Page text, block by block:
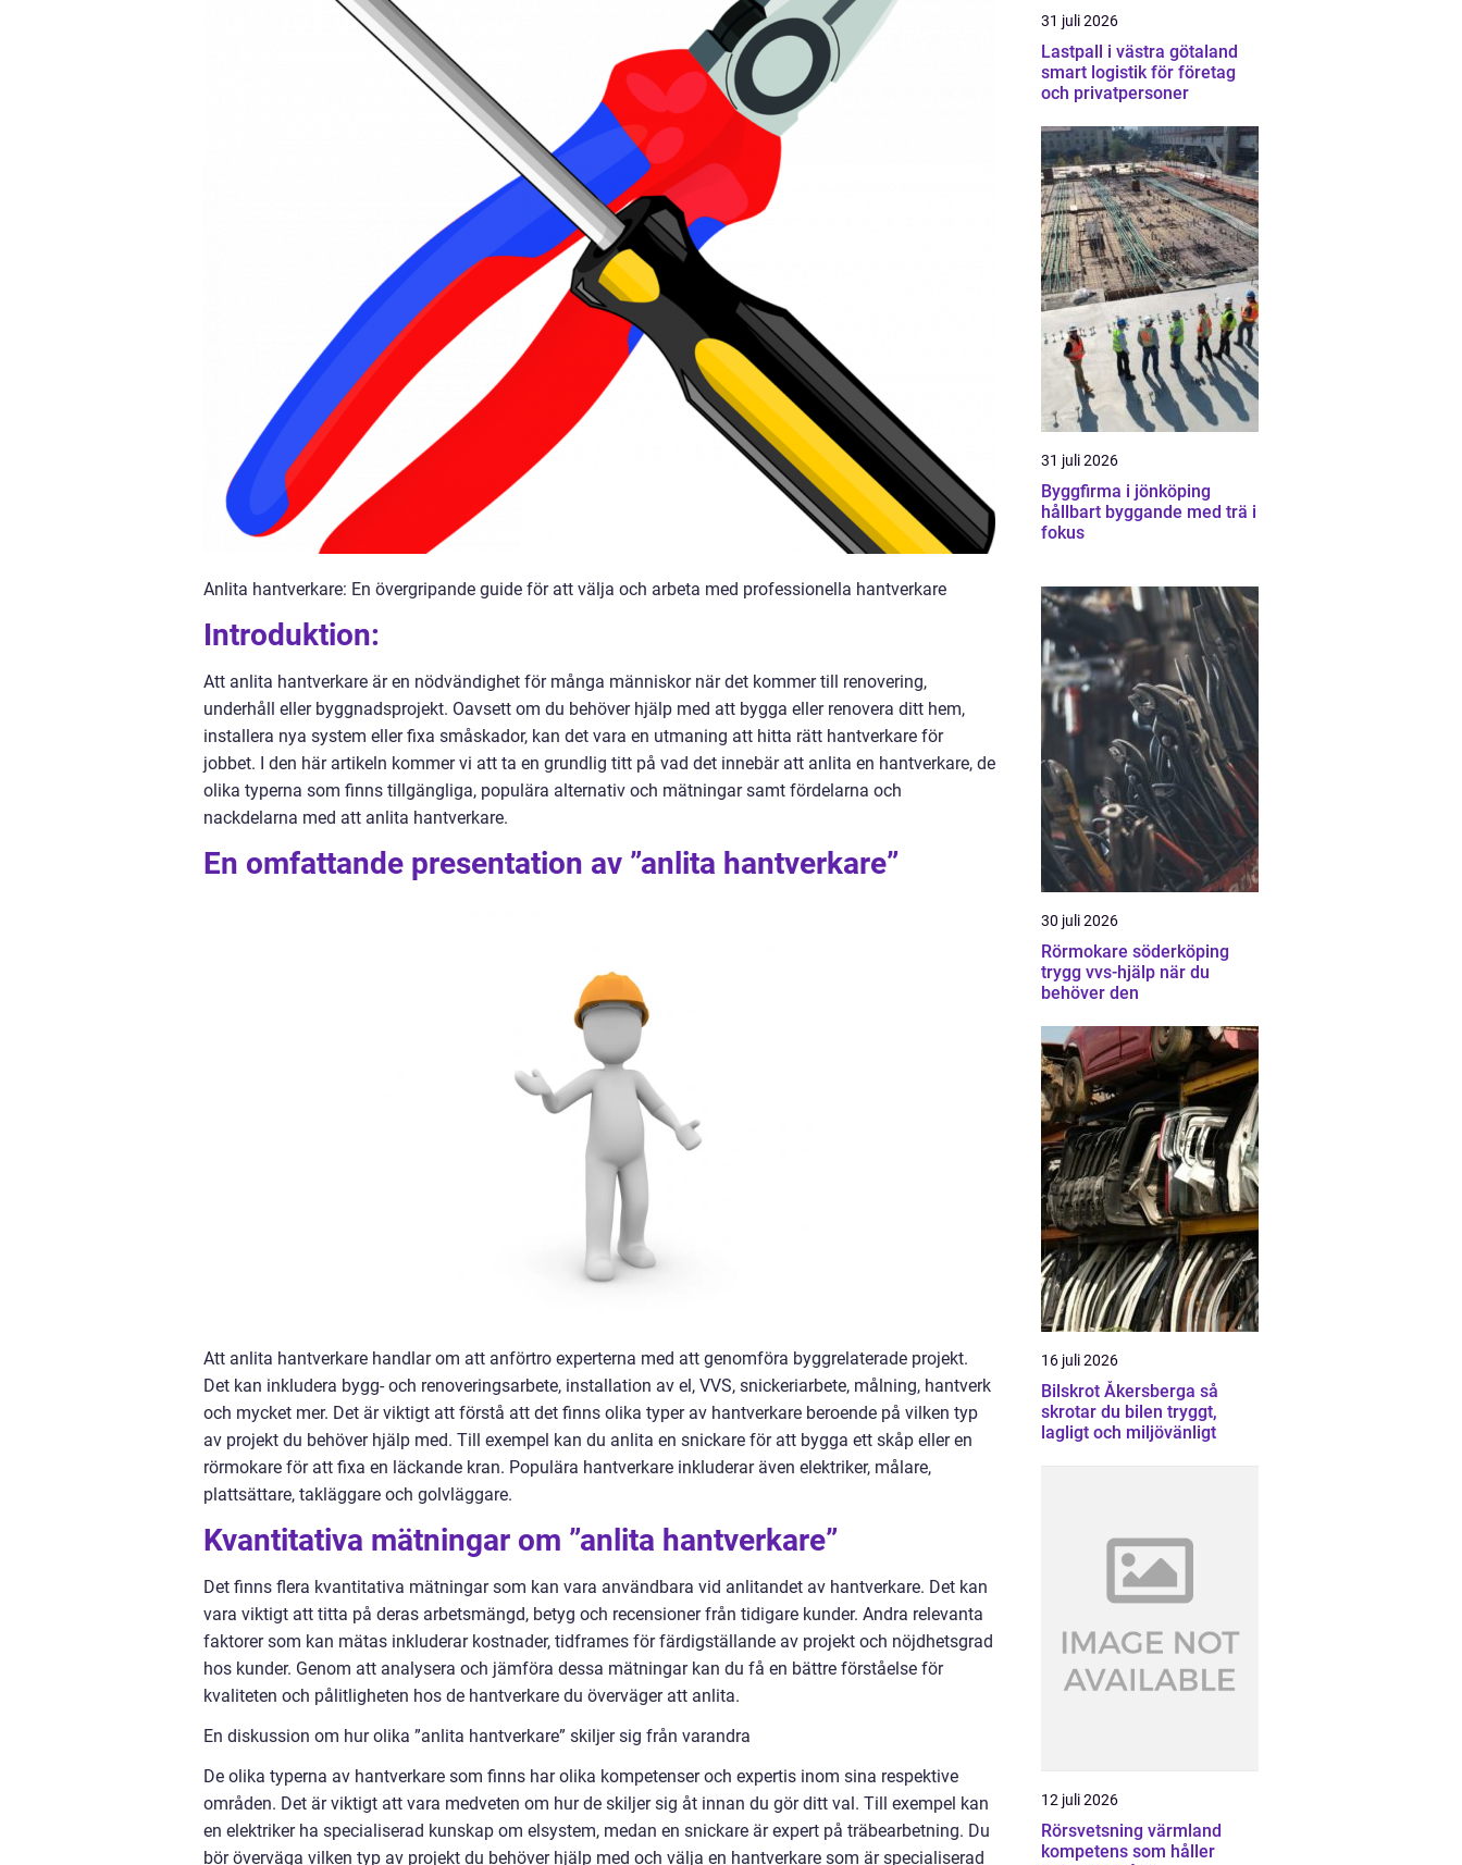
Anlita hantverkare: En övergripande guide för att välja och arbeta med professionella hantverkare
Introduktion:
Att anlita hantverkare är en nödvändighet för många människor när det kommer till renovering,
underhåll eller byggnadsprojekt. Oavsett om du behöver hjälp med att bygga eller renovera ditt hem,
installera nya system eller fixa småskador, kan det vara en utmaning att hitta rätt hantverkare för
jobbet. I den här artikeln kommer vi att ta en grundlig titt på vad det innebär att anlita en hantverkare, de
olika typerna som finns tillgängliga, populära alternativ och mätningar samt fördelarna och
nackdelarna med att anlita hantverkare.
En omfattande presentation av ”anlita hantverkare”
Att anlita hantverkare handlar om att anförtro experterna med att genomföra byggrelaterade projekt.
Det kan inkludera bygg- och renoveringsarbete, installation av el, VVS, snickeriarbete, målning, hantverk
och mycket mer. Det är viktigt att förstå att det finns olika typer av hantverkare beroende på vilken typ
av projekt du behöver hjälp med. Till exempel kan du anlita en snickare för att bygga ett skåp eller en
rörmokare för att fixa en läckande kran. Populära hantverkare inkluderar även elektriker, målare,
plattsättare, takläggare och golvläggare.
Kvantitativa mätningar om ”anlita hantverkare”
Det finns flera kvantitativa mätningar som kan vara användbara vid anlitandet av hantverkare. Det kan
vara viktigt att titta på deras arbetsmängd, betyg och recensioner från tidigare kunder. Andra relevanta
faktorer som kan mätas inkluderar kostnader, tidframes för färdigställande av projekt och nöjdhetsgrad
hos kunder. Genom att analysera och jämföra dessa mätningar kan du få en bättre förståelse för
kvaliteten och pålitligheten hos de hantverkare du överväger att anlita.
En diskussion om hur olika ”anlita hantverkare” skiljer sig från varandra
De olika typerna av hantverkare som finns har olika kompetenser och expertis inom sina respektive
områden. Det är viktigt att vara medveten om hur de skiljer sig åt innan du gör ditt val. Till exempel kan
en elektriker ha specialiserad kunskap om elsystem, medan en snickare är expert på träbearbetning. Du
bör överväga vilken typ av projekt du behöver hjälp med och välja en hantverkare som är specialiserad
31 juli 2026
Lastpall i västra götaland
smart logistik för företag
och privatpersoner
31 juli 2026
Byggfirma i jönköping
hållbart byggande med trä i
fokus
30 juli 2026
Rörmokare söderköping
trygg vvs-hjälp när du
behöver den
16 juli 2026
Bilskrot Åkersberga så
skrotar du bilen tryggt,
lagligt och miljövänligt
12 juli 2026
Rörsvetsning värmland
kompetens som håller